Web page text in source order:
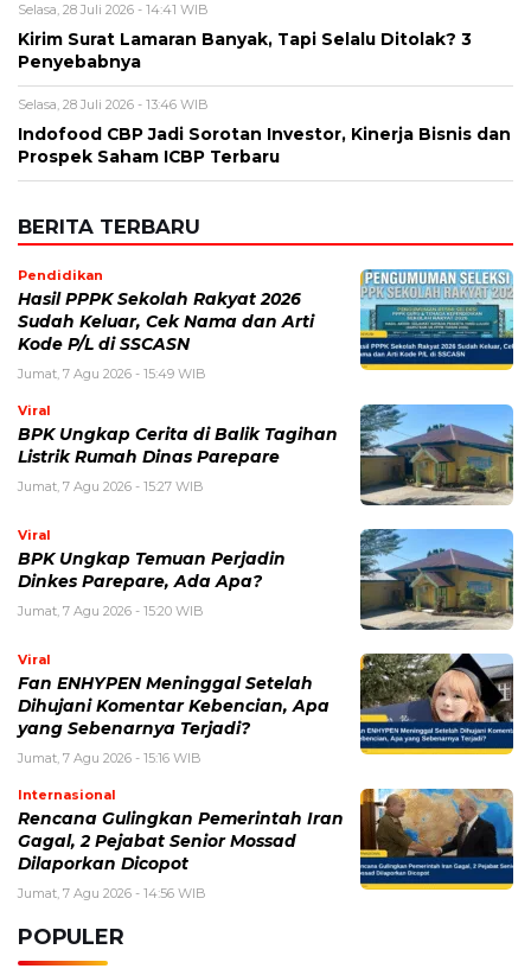
Listrik Rumah Dinas Parepare
Jumat, 7 Agu 2026 - 15:27 WIB
Viral
BPK Ungkap Temuan Perjadin
Dinkes Parepare, Ada Apa?
Jumat, 7 Agu 2026 - 15:20 WIB
Fan ENHYPEN Meninggal Setelah
yang Sebenarnya Terjadi?
Jumat, 7 Agu 2026 - 15:16 WIB
Internasional
Rencana Gulingkan Pemerintah Iran
Dilaporkan Dicopot
Jumat, 7 Agu 2026 - 14:56 WIB
POPULER
Sosok Ini Bongkar Siapa Sebenarnya Dalang Demo 25
Agustus yang Berakhir Ricuh: Bukan Intervensi Asing
(1,000,011)
Badan Menjadi Ideal, Wajib dicoba!
(900,796)
10 Teknik Ngepet Halal (813,795)
Cara Download dan Install Bios AetherSX2 PS2 (702,348)
5 Resep Cumi yang Mantul dan Mudah Dimasak
(602,420)
Super Show 10 Jakarta 2025: Cek Perkiraan Harga Tiket
Konser Super Junior, ELF Wajib Tahu!
(502,137)
Link Private Server Luck x8 Fish It Roblox 1 bulan
Diadakan oleh Redaksiku.com: Event Langka dengan
10 Film Indonesia Tayang November 2024, Ada Film
Wulan Guritno!